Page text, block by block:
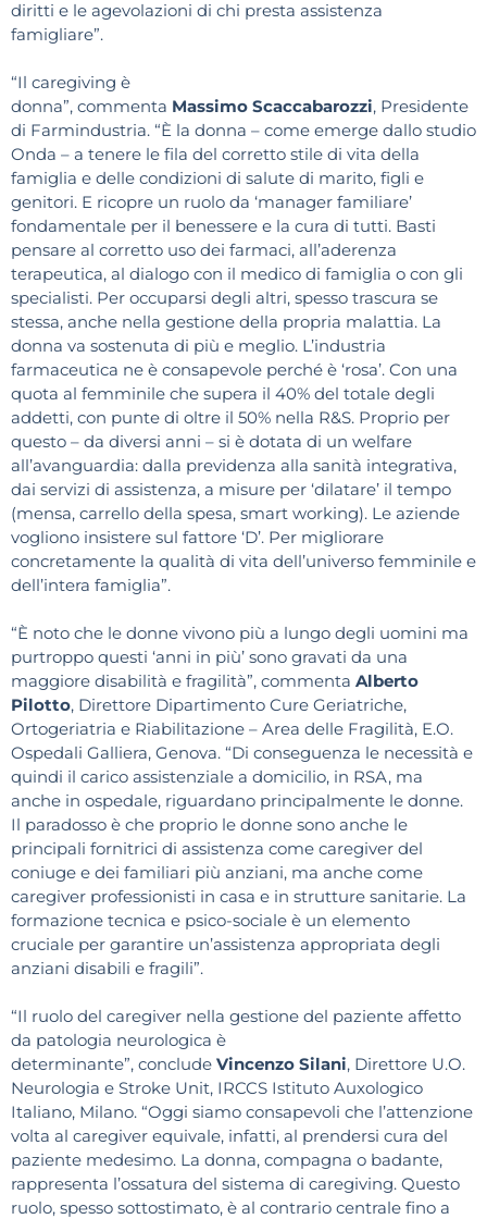
diritti e le agevolazioni di chi presta assistenza
famigliare”.
“Il caregiving è
donna”, commenta Massimo Scaccabarozzi, Presidente
di Farmindustria. “È la donna – come emerge dallo studio
Onda – a tenere le fila del corretto stile di vita della
famiglia e delle condizioni di salute di marito, figli e
genitori. E ricopre un ruolo da ‘manager familiare’
fondamentale per il benessere e la cura di tutti. Basti
pensare al corretto uso dei farmaci, all’aderenza
terapeutica, al dialogo con il medico di famiglia o con gli
specialisti. Per occuparsi degli altri, spesso trascura se
stessa, anche nella gestione della propria malattia. La
donna va sostenuta di più e meglio. L’industria
farmaceutica ne è consapevole perché è ‘rosa’. Con una
quota al femminile che supera il 40% del totale degli
addetti, con punte di oltre il 50% nella R&S. Proprio per
questo – da diversi anni – si è dotata di un welfare
all’avanguardia: dalla previdenza alla sanità integrativa,
dai servizi di assistenza, a misure per ‘dilatare’ il tempo
(mensa, carrello della spesa, smart working). Le aziende
vogliono insistere sul fattore ‘D’. Per migliorare
concretamente la qualità di vita dell’universo femminile e
dell’intera famiglia”.
“È noto che le donne vivono più a lungo degli uomini ma
purtroppo questi ‘anni in più’ sono gravati da una
maggiore disabilità e fragilità”, commenta Alberto
Pilotto, Direttore Dipartimento Cure Geriatriche,
Ortogeriatria e Riabilitazione – Area delle Fragilità, E.O.
Ospedali Galliera, Genova. “Di conseguenza le necessità e
quindi il carico assistenziale a domicilio, in RSA, ma
anche in ospedale, riguardano principalmente le donne.
Il paradosso è che proprio le donne sono anche le
principali fornitrici di assistenza come caregiver del
coniuge e dei familiari più anziani, ma anche come
caregiver professionisti in casa e in strutture sanitarie. La
formazione tecnica e psico-sociale è un elemento
cruciale per garantire un’assistenza appropriata degli
anziani disabili e fragili”.
“Il ruolo del caregiver nella gestione del paziente affetto
da patologia neurologica è
determinante”, conclude Vincenzo Silani, Direttore U.O.
Neurologia e Stroke Unit, IRCCS Istituto Auxologico
Italiano, Milano. “Oggi siamo consapevoli che l’attenzione
volta al caregiver equivale, infatti, al prendersi cura del
paziente medesimo. La donna, compagna o badante,
rappresenta l’ossatura del sistema di caregiving. Questo
ruolo, spesso sottostimato, è al contrario centrale fino a